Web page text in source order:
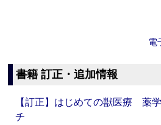
電
書籍 訂正・追加情報
【訂正】はじめての獣医療 薬
チ